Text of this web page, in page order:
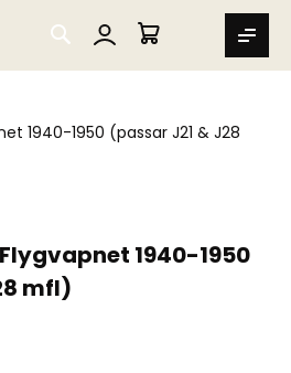
SEARCH
MIN VARUKORG
1940-1950 (passar J21 & J28
1940-1950
mfl)